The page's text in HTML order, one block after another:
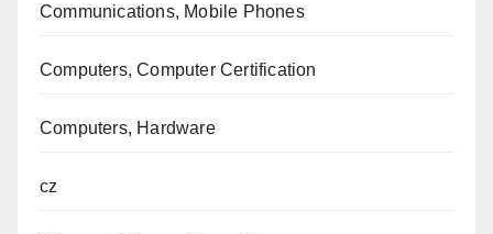
Communications, Mobile Phones
Computers, Computer Certification
Computers, Hardware
cz